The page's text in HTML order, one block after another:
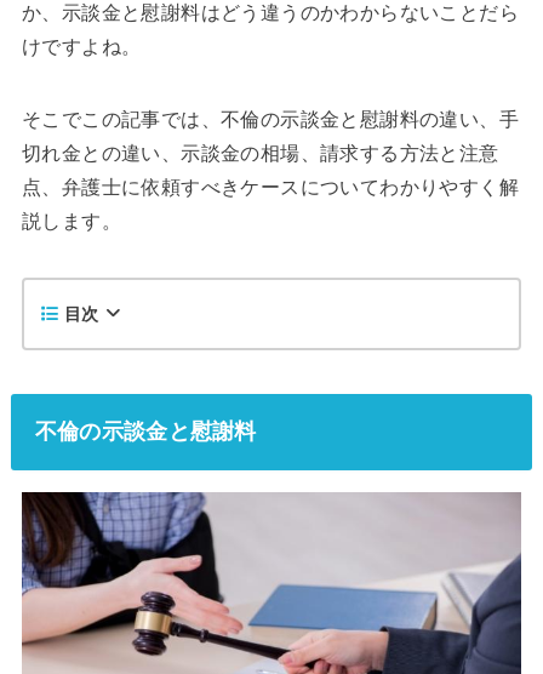
か、示談金と慰謝料はどう違うのかわからないことだら
けですよね。
そこでこの記事では、不倫の示談金と慰謝料の違い、手
切れ金との違い、示談金の相場、請求する方法と注意
点、弁護士に依頼すべきケースについてわかりやすく解
説します。
目次
不倫の示談金と慰謝料